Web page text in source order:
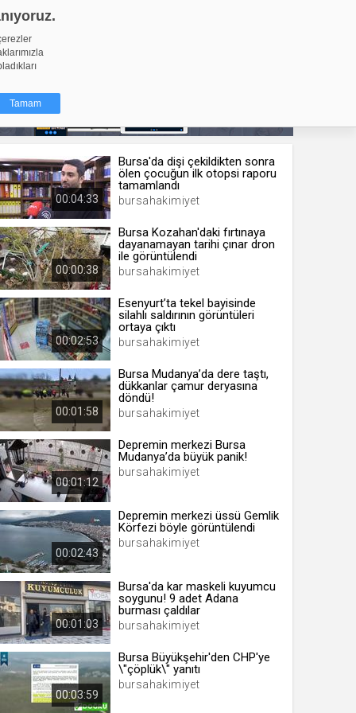
Tamam
küçük
İzniniz şu
hale
bir
Türü
yıl
yıl
00:04:33
Bursa'da dişi çekildikten sonra
ölen çocuğun ilk otopsi raporu
tamamlandı
bursahakimiyet
00:00:38
Bursa Kozahan'daki fırtınaya
dayanamayan tarihi çınar dron
ile görüntülendi
bursahakimiyet
00:02:53
Esenyurt’ta tekel bayisinde
silahlı saldırının görüntüleri
ortaya çıktı
bursahakimiyet
00:01:58
Bursa Mudanya’da dere taştı,
dükkanlar çamur deryasına
döndü!
bursahakimiyet
00:01:12
Depremin merkezi Bursa
Mudanya’da büyük panik!
bursahakimiyet
00:02:43
Depremin merkezi üssü Gemlik
Körfezi böyle görüntülendi
bursahakimiyet
00:01:03
Bursa'da kar maskeli kuyumcu
soygunu! 9 adet Adana
burması çaldılar
bursahakimiyet
00:03:59
Bursa Büyükşehir'den CHP'ye
\"çöplük\" yanıtı
bursahakimiyet